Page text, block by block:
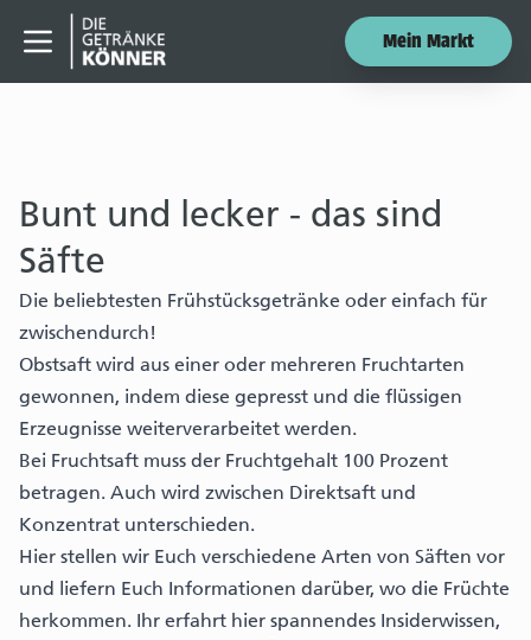
Menü öffnen
Mein Markt
Bunt und lecker - das sind
Säfte
Die beliebtesten Frühstücksgetränke oder einfach für
zwischendurch!
Obstsaft wird aus einer oder mehreren Fruchtarten
gewonnen, indem diese gepresst und die flüssigen
Erzeugnisse weiterverarbeitet werden.
Bei Fruchtsaft muss der Fruchtgehalt 100 Prozent
betragen. Auch wird zwischen Direktsaft und
Konzentrat unterschieden.
Hier stellen wir Euch verschiedene Arten von Säften vor
und liefern Euch Informationen darüber, wo die Früchte
herkommen. Ihr erfahrt hier spannendes Insiderwissen,